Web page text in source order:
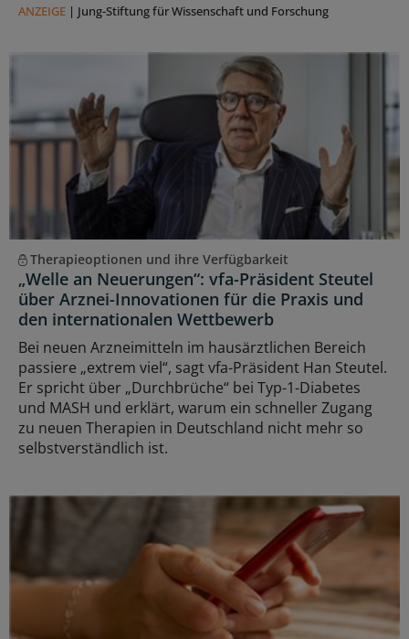
ANZEIGE | Jung-Stiftung für Wissenschaft und Forschung
Therapieoptionen und ihre Verfügbarkeit
„Welle an Neuerungen“: vfa-Präsident Steutel
über Arznei-Innovationen für die Praxis und
den internationalen Wettbewerb
Bei neuen Arzneimitteln im hausärztlichen Bereich
passiere „extrem viel“, sagt vfa-Präsident Han Steutel.
Er spricht über „Durchbrüche“ bei Typ-1-Diabetes
und MASH und erklärt, warum ein schneller Zugang
zu neuen Therapien in Deutschland nicht mehr so
selbstverständlich ist.